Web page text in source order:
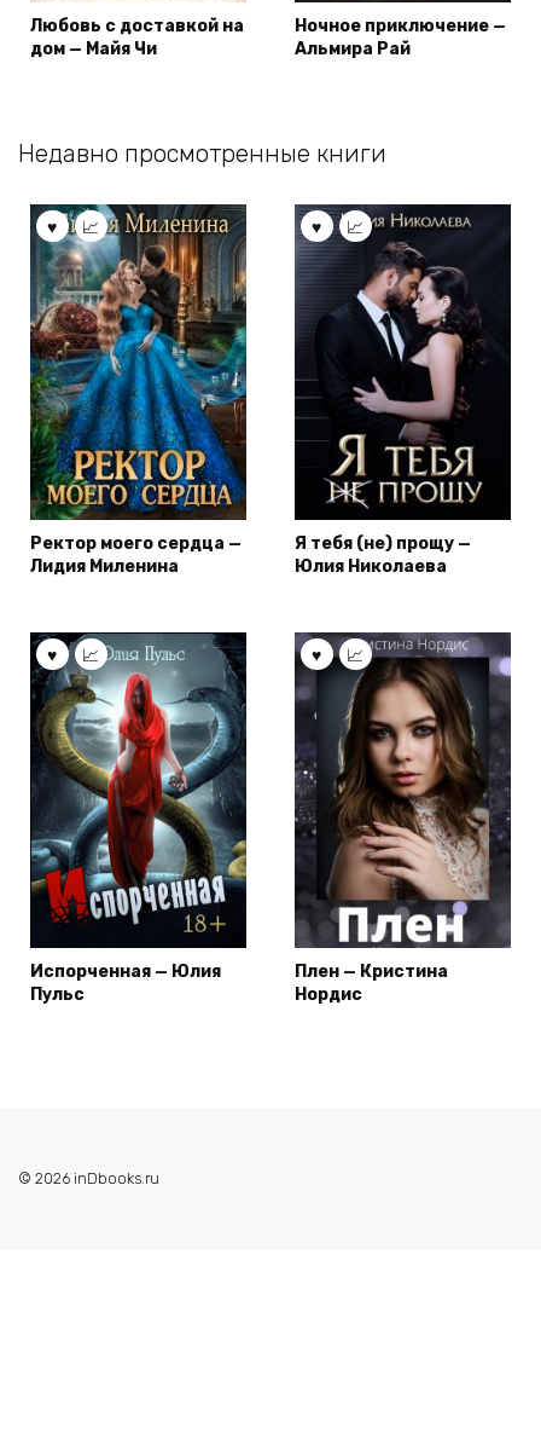
Любовь с доставкой на
дом — Майя Чи
Ночное приключение —
Альмира Рай
Недавно просмотренные книги
Ректор моего сердца —
Лидия Миленина
Я тебя (не) прощу —
Юлия Николаева
Испорченная — Юлия
Пульс
Плен — Кристина
Нордис
© 2026 inDbooks.ru